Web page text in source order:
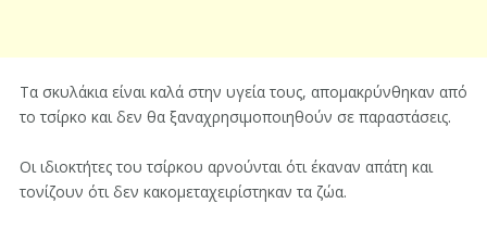
Τα σκυλάκια είναι καλά στην υγεία τους, απομακρύνθηκαν από
το τσίρκο και δεν θα ξαναχρησιμοποιηθούν σε παραστάσεις.
Οι ιδιοκτήτες του τσίρκου αρνούνται ότι έκαναν απάτη και
τονίζουν ότι δεν κακομεταχειρίστηκαν τα ζώα.